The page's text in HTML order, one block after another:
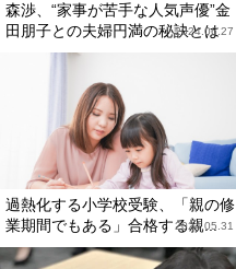
森渉、“家事が苦手な人気声優”金
田朋子との夫婦円満の秘訣とは
2024.06.27
過熱化する小学校受験、「親の修
業期間でもある」合格する親...
2024.05.31